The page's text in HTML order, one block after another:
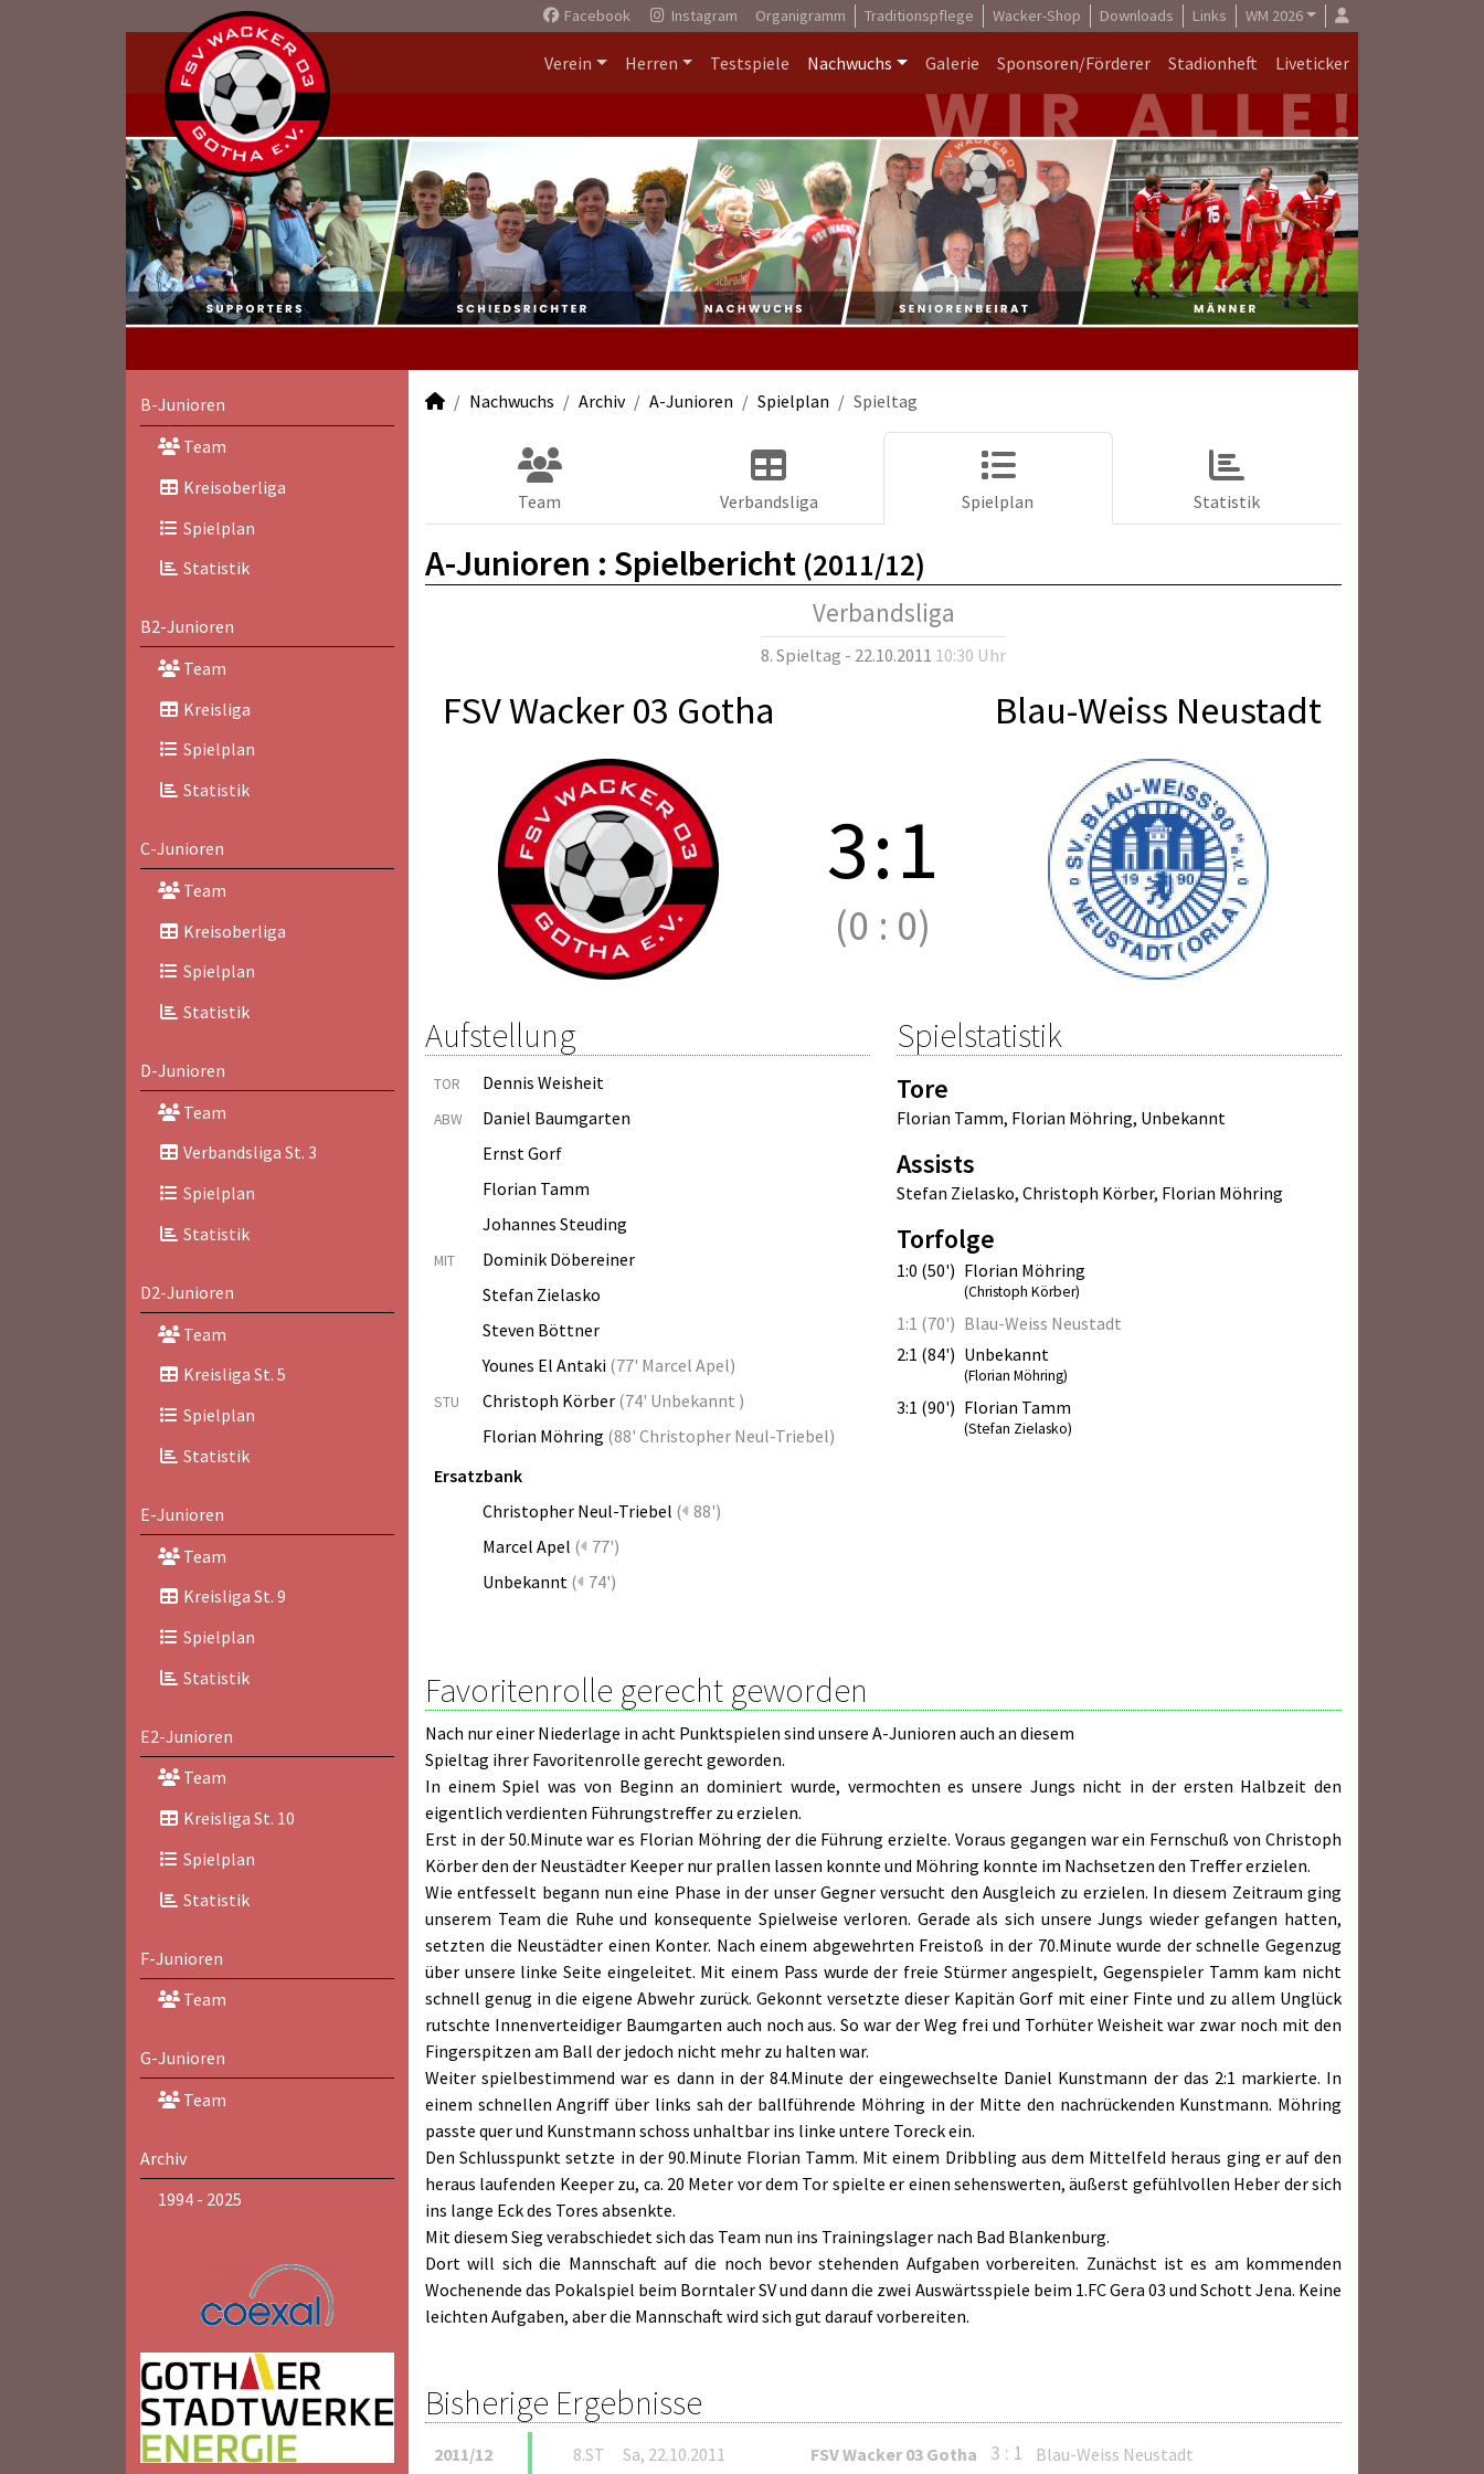
Facebook Instagram Organigramm Traditionspflege Wacker-Shop Downloads Links WM 2026
Verein Herren Testspiele Nachwuchs Galerie Sponsoren/Förderer Stadionheft Liveticker
B-Junioren
Team
Kreisoberliga
Spielplan
Statistik
B2-Junioren
Team
Kreisliga
Spielplan
Statistik
C-Junioren
Team
Kreisoberliga
Spielplan
Statistik
D-Junioren
Team
Verbandsliga St. 3
Spielplan
Statistik
D2-Junioren
Team
Kreisliga St. 5
Spielplan
Statistik
E-Junioren
Team
Kreisliga St. 9
Spielplan
Statistik
E2-Junioren
Team
Kreisliga St. 10
Spielplan
Statistik
F-Junioren
Team
G-Junioren
Team
Archiv
1994 - 2025
Nachwuchs Archiv A-Junioren Spielplan Spieltag
Team Verbandsliga Spielplan Statistik
A-Junioren : Spielbericht (2011/12)
Verbandsliga
8. Spieltag - 22.10.2011 10:30 Uhr
FSV Wacker 03 Gotha Blau-Weiss Neustadt
3:1
(0 : 0)
Aufstellung
TOR Dennis Weisheit
ABW
Daniel Baumgarten
Ernst Gorf
Florian Tamm
Johannes Steuding
MIT
Dominik Döbereiner
Stefan Zielasko
Steven Böttner
Younes El Antaki (77' Marcel Apel)
STU Christoph Körber (74' Unbekannt )
Florian Möhring (88' Christopher Neul-Triebel)
Ersatzbank
Christopher Neul-Triebel ( 88')
Marcel Apel ( 77')
Unbekannt ( 74')
Spielstatistik
Tore
Florian Tamm, Florian Möhring, Unbekannt
Assists
Stefan Zielasko, Christoph Körber, Florian Möhring
Torfolge
1:0 (50') Florian Möhring
(Christoph Körber)
1:1 (70') Blau-Weiss Neustadt
2:1 (84') Unbekannt
(Florian Möhring)
3:1 (90') Florian Tamm
(Stefan Zielasko)
Favoritenrolle gerecht geworden
Nach nur einer Niederlage in acht Punktspielen sind unsere A-Junioren auch an diesem
Spieltag ihrer Favoritenrolle gerecht geworden.
In einem Spiel was von Beginn an dominiert wurde, vermochten es unsere Jungs nicht in der ersten Halbzeit den
eigentlich verdienten Führungstreffer zu erzielen.
Erst in der 50.Minute war es Florian Möhring der die Führung erzielte. Voraus gegangen war ein Fernschuß von Christoph
Körber den der Neustädter Keeper nur prallen lassen konnte und Möhring konnte im Nachsetzen den Treffer erzielen.
Wie entfesselt begann nun eine Phase in der unser Gegner versucht den Ausgleich zu erzielen. In diesem Zeitraum ging
unserem Team die Ruhe und konsequente Spielweise verloren. Gerade als sich unsere Jungs wieder gefangen hatten,
setzten die Neustädter einen Konter. Nach einem abgewehrten Freistoß in der 70.Minute wurde der schnelle Gegenzug
über unsere linke Seite eingeleitet. Mit einem Pass wurde der freie Stürmer angespielt, Gegenspieler Tamm kam nicht
schnell genug in die eigene Abwehr zurück. Gekonnt versetzte dieser Kapitän Gorf mit einer Finte und zu allem Unglück
rutschte Innenverteidiger Baumgarten auch noch aus. So war der Weg frei und Torhüter Weisheit war zwar noch mit den
Fingerspitzen am Ball der jedoch nicht mehr zu halten war.
Weiter spielbestimmend war es dann in der 84.Minute der eingewechselte Daniel Kunstmann der das 2:1 markierte. In
einem schnellen Angriff über links sah der ballführende Möhring in der Mitte den nachrückenden Kunstmann. Möhring
passte quer und Kunstmann schoss unhaltbar ins linke untere Toreck ein.
Den Schlusspunkt setzte in der 90.Minute Florian Tamm. Mit einem Dribbling aus dem Mittelfeld heraus ging er auf den
heraus laufenden Keeper zu, ca. 20 Meter vor dem Tor spielte er einen sehenswerten, äußerst gefühlvollen Heber der sich
ins lange Eck des Tores absenkte.
Mit diesem Sieg verabschiedet sich das Team nun ins Trainingslager nach Bad Blankenburg.
Dort will sich die Mannschaft auf die noch bevor stehenden Aufgaben vorbereiten. Zunächst ist es am kommenden
Wochenende das Pokalspiel beim Borntaler SV und dann die zwei Auswärtsspiele beim 1.FC Gera 03 und Schott Jena. Keine
leichten Aufgaben, aber die Mannschaft wird sich gut darauf vorbereiten.
Bisherige Ergebnisse
2011/12 8.ST Sa, 22.10.2011 FSV Wacker 03 Gotha 3 : 1 Blau-Weiss Neustadt